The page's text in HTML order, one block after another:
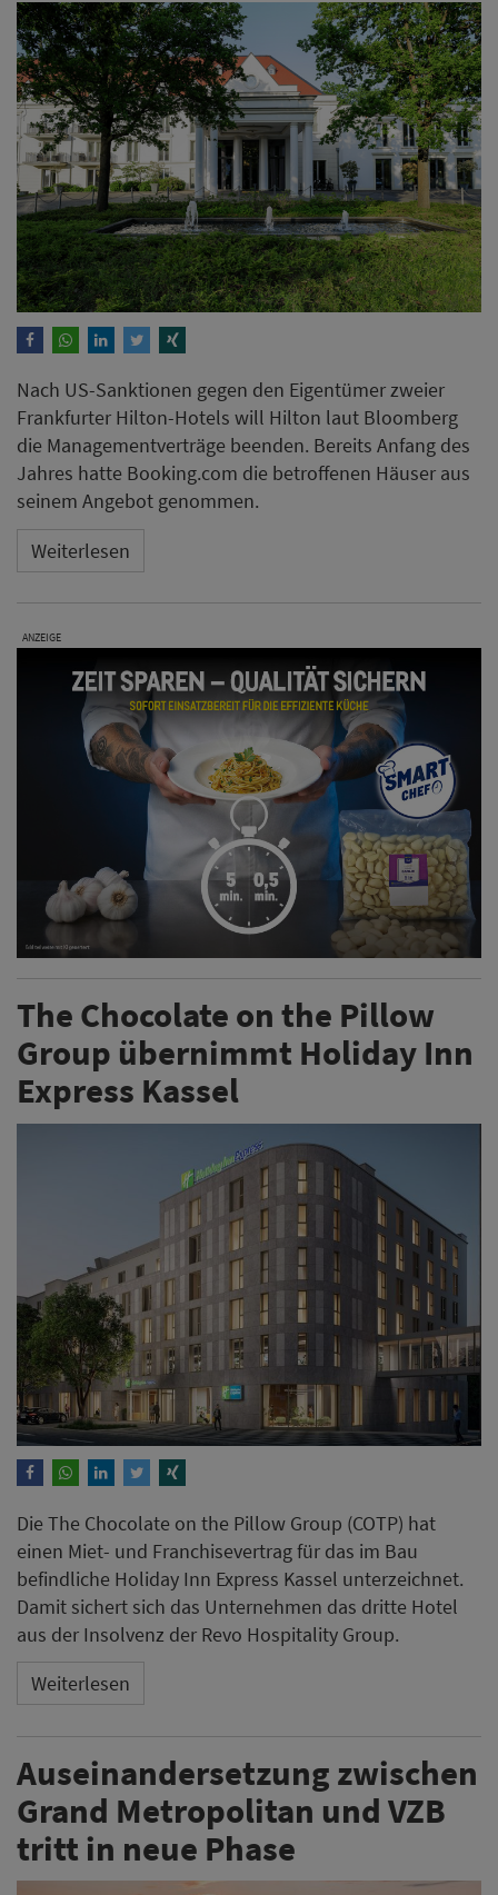
Nach US-Sanktionen gegen den Eigentümer zweier
Frankfurter Hilton-Hotels will Hilton laut Bloomberg
die Managementverträge beenden. Bereits Anfang des
Jahres hatte Booking.com die betroffenen Häuser aus
seinem Angebot genommen.
Weiterlesen
ANZEIGE
The Chocolate on the Pillow
Group übernimmt Holiday Inn
Express Kassel
Die The Chocolate on the Pillow Group (COTP) hat
einen Miet- und Franchisevertrag für das im Bau
befindliche Holiday Inn Express Kassel unterzeichnet.
Damit sichert sich das Unternehmen das dritte Hotel
aus der Insolvenz der Revo Hospitality Group.
Weiterlesen
Auseinandersetzung zwischen
Grand Metropolitan und VZB
tritt in neue Phase